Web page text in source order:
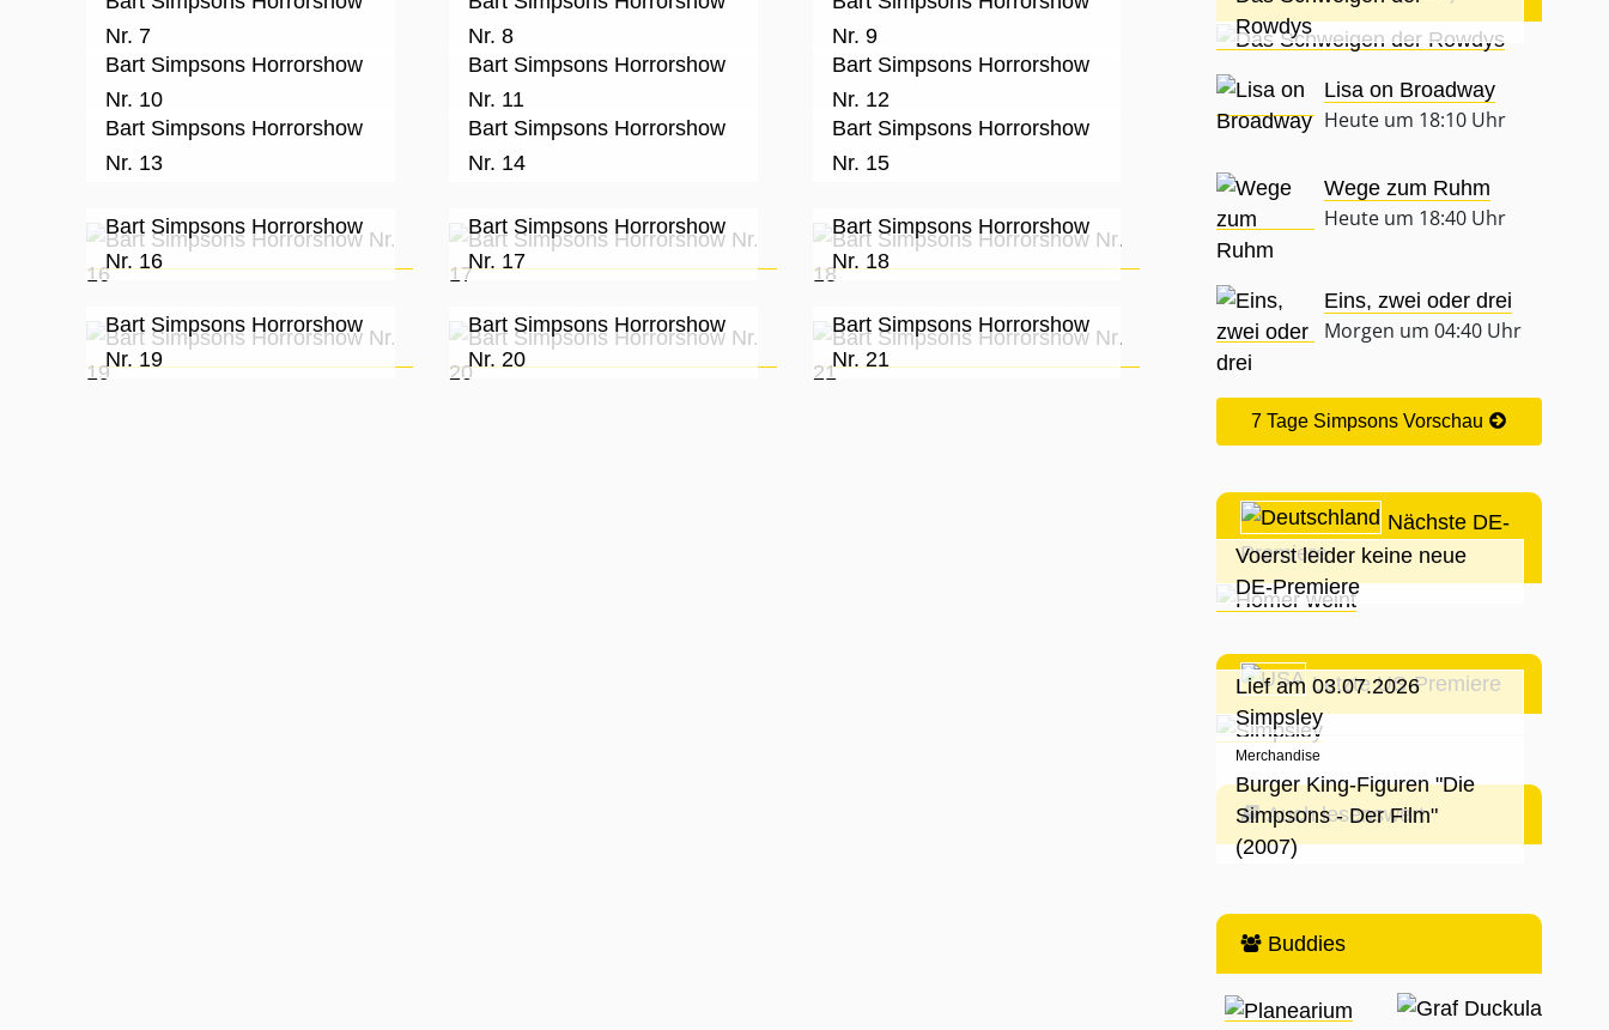
Nr. 7
Nr. 8
Nr. 9
Bart Simpsons Horrorshow
Nr. 10
Bart Simpsons Horrorshow
Nr. 11
Bart Simpsons Horrorshow
Nr. 12
Bart Simpsons Horrorshow
Nr. 13
Bart Simpsons Horrorshow
Nr. 14
Bart Simpsons Horrorshow
Nr. 15
Bart Simpsons Horrorshow
Nr. 16
Bart Simpsons Horrorshow
Nr. 17
Bart Simpsons Horrorshow
Nr. 18
Bart Simpsons Horrorshow
Nr. 19
Bart Simpsons Horrorshow
Nr. 20
Bart Simpsons Horrorshow
Nr. 21
Rowdys
Lisa on Broadway
Heute um 18:10 Uhr
Wege zum Ruhm
Heute um 18:40 Uhr
Eins, zwei oder drei
Morgen um 04:40 Uhr
7 Tage Simpsons Vorschau
Nächste DE-
Premiere
Voerst leider keine neue
DE-Premiere
Letzte US-Premiere
Lief am 03.07.2026
Simpsley
Auch lesenswert
Merchandise
Burger King-Figuren "Die
Simpsons - Der Film"
(2007)
Buddies